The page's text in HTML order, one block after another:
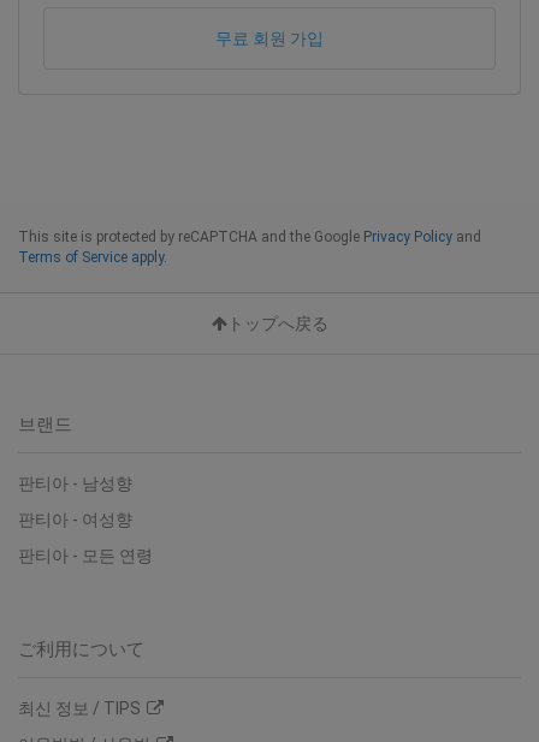
무료 회원 가입
This site is protected by reCAPTCHA and the Google Privacy Policy and
Terms of Service apply.
トップへ戻る
브랜드
판티아 - 남성향
판티아 - 여성향
판티아 - 모든 연령
ご利用について
최신 정보 / TIPS